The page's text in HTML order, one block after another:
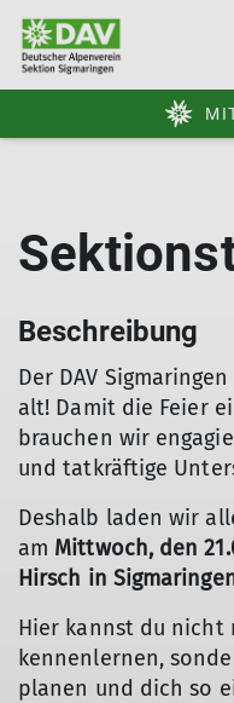
Beschreibung
Der DAV
alt! Damit die Feier
brauchen wir
und tatkräftige
Deshalb laden wir
am Mittwoch, den
Hirsch in
Hier kannst du nicht
kennenlernen,
planen und dich so